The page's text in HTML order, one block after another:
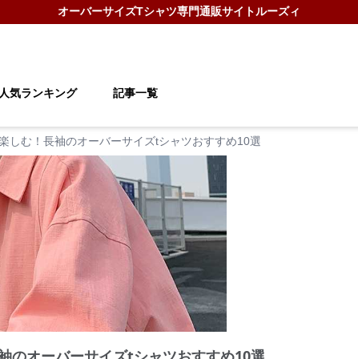
オーバーサイズTシャツ専門通販サイトルーズィ
人気ランキング 記事一覧
しむ！長袖のオーバーサイズtシャツおすすめ10選